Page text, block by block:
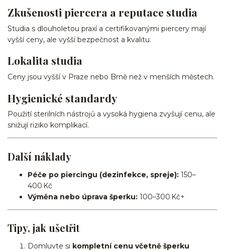
Zkušenosti piercera a reputace studia
Studia s dlouholetou praxí a certifikovanými piercery mají
vyšší ceny, ale vyšší bezpečnost a kvalitu.
Lokalita studia
Ceny jsou vyšší v Praze nebo Brně než v menších městech.
Hygienické standardy
Použití sterilních nástrojů a vysoká hygiena zvyšují cenu, ale
snižují riziko komplikací.
Další náklady
Péče po piercingu (dezinfekce, spreje): 150–
400 Kč
Výměna nebo úprava šperku: 100–300 Kč+
Tipy, jak ušetřit
Domluvte si kompletní cenu včetně šperku